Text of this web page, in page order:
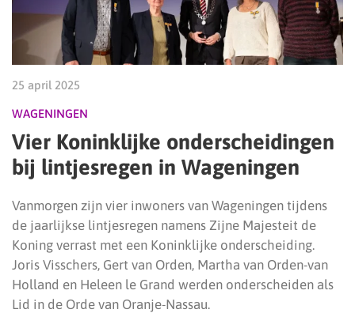
25 april 2025
WAGENINGEN
Vier Koninklijke onderscheidingen
bij lintjesregen in Wageningen
Vanmorgen zijn vier inwoners van Wageningen tijdens
de jaarlijkse lintjesregen namens Zijne Majesteit de
Koning verrast met een Koninklijke onderscheiding.
Joris Visschers, Gert van Orden, Martha van Orden-van
Holland en Heleen le Grand werden onderscheiden als
Lid in de Orde van Oranje-Nassau.